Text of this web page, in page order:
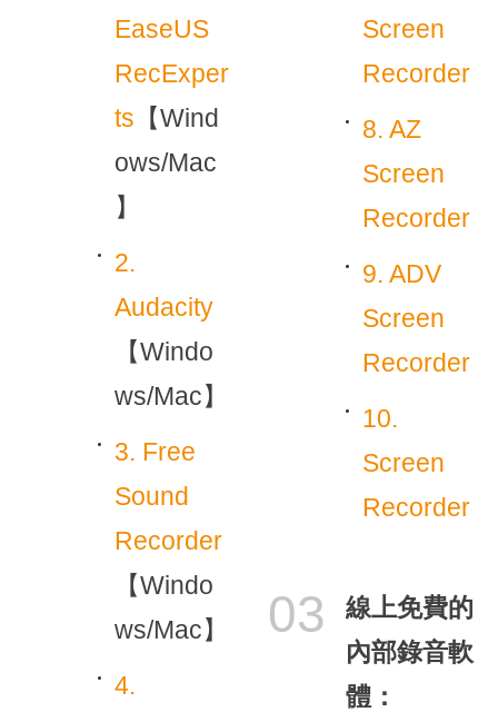
EaseUS
RecExper
ts 【Wind
ows/Mac
】
2.
Audacity
【Windo
ws/Mac】
3. Free
Sound
Recorder
【Windo
ws/Mac】
4.
Screen
Recorder
8. AZ
Screen
Recorder
9. ADV
Screen
Recorder
10.
Screen
Recorder
03
線上免費的
內部錄音軟
體：